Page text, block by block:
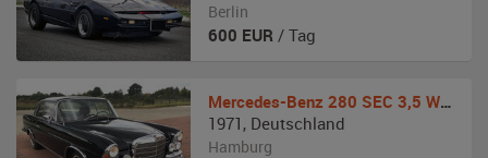
Berlin
600 EUR / Tag
Mercedes-Benz 280 SEC 3,5 W 111
1971 , Deutschland
Hamburg